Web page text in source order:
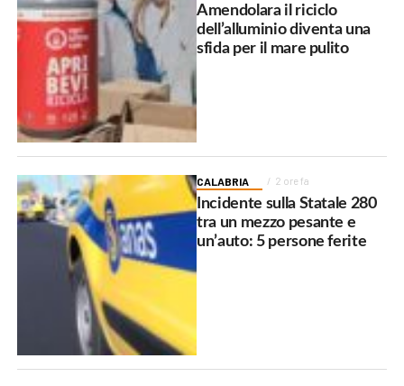
Amendolara il riciclo
dell’alluminio diventa una
sfida per il mare pulito
CALABRIA 2 ore fa
Incidente sulla Statale 280
tra un mezzo pesante e
un’auto: 5 persone ferite